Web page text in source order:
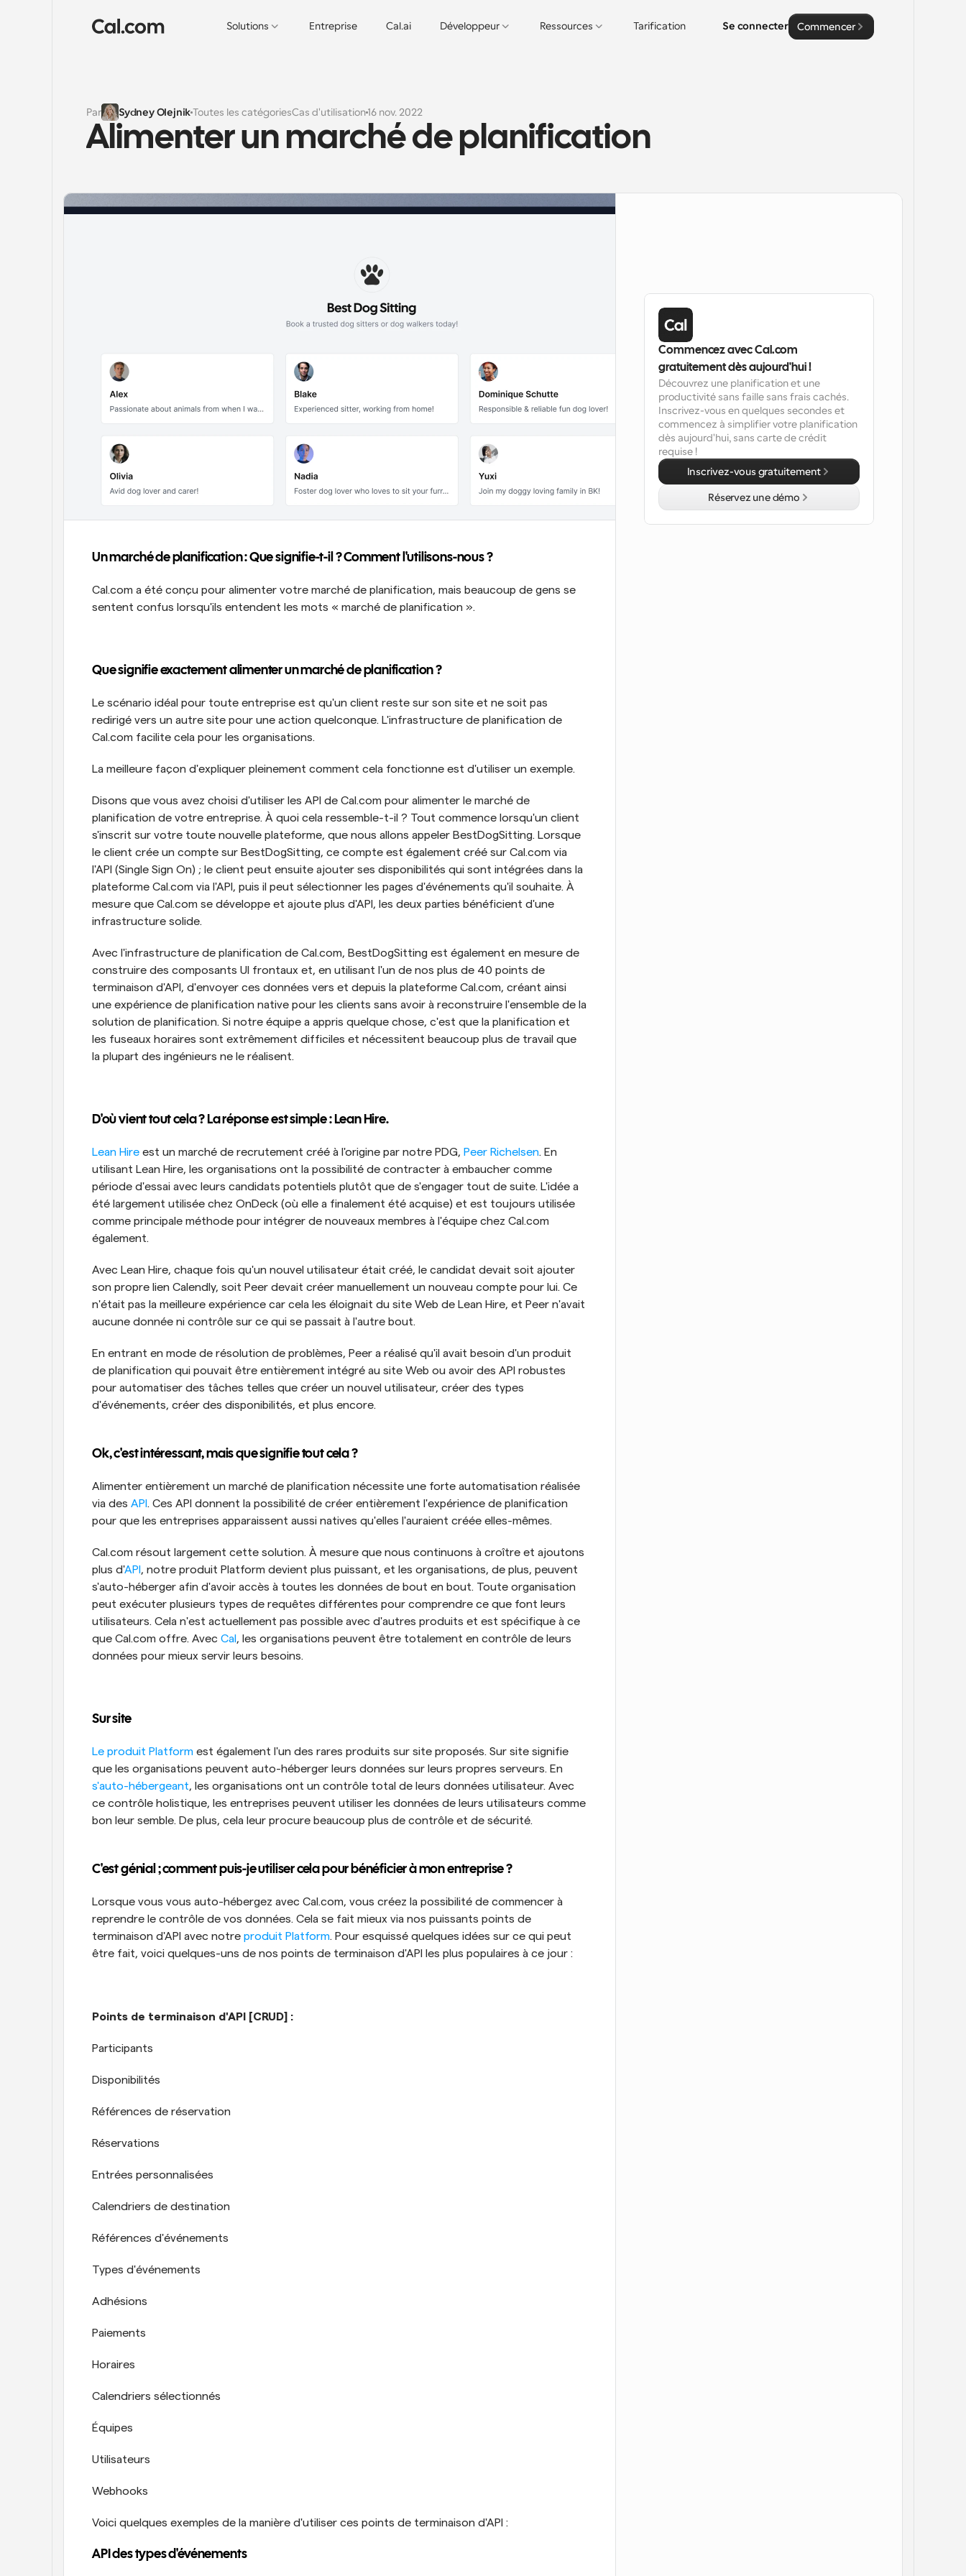
Solutions Entreprise Cal.ai Développeur Ressources Tarification Se connecter Commencer
Par Sydney OlejnikToutes les catégoriesCas d'utilisation16 nov. 2022
Alimenter un marché de planification
Un marché de planification : Que signifie-t-il ? Comment l'utilisons-nous ?
Cal.com a été conçu pour alimenter votre marché de planification, mais beaucoup de gens se
sentent confus lorsqu'ils entendent les mots « marché de planification ».
Que signifie exactement alimenter un marché de planification ?
Le scénario idéal pour toute entreprise est qu'un client reste sur son site et ne soit pas
redirigé vers un autre site pour une action quelconque. L'infrastructure de planification de
Cal.com facilite cela pour les organisations.
La meilleure façon d'expliquer pleinement comment cela fonctionne est d'utiliser un exemple.
Disons que vous avez choisi d'utiliser les API de Cal.com pour alimenter le marché de
planification de votre entreprise. À quoi cela ressemble-t-il ? Tout commence lorsqu'un client
s'inscrit sur votre toute nouvelle plateforme, que nous allons appeler BestDogSitting. Lorsque
le client crée un compte sur BestDogSitting, ce compte est également créé sur Cal.com via
l'API (Single Sign On) ; le client peut ensuite ajouter ses disponibilités qui sont intégrées dans la
plateforme Cal.com via l'API, puis il peut sélectionner les pages d'événements qu'il souhaite. À
mesure que Cal.com se développe et ajoute plus d'API, les deux parties bénéficient d'une
infrastructure solide.
Avec l'infrastructure de planification de Cal.com, BestDogSitting est également en mesure de
construire des composants UI frontaux et, en utilisant l'un de nos plus de 40 points de
terminaison d'API, d'envoyer ces données vers et depuis la plateforme Cal.com, créant ainsi
une expérience de planification native pour les clients sans avoir à reconstruire l'ensemble de la
solution de planification. Si notre équipe a appris quelque chose, c'est que la planification et
les fuseaux horaires sont extrêmement difficiles et nécessitent beaucoup plus de travail que
la plupart des ingénieurs ne le réalisent.
D'où vient tout cela ? La réponse est simple : Lean Hire.
Lean Hire est un marché de recrutement créé à l'origine par notre PDG, Peer Richelsen. En
utilisant Lean Hire, les organisations ont la possibilité de contracter à embaucher comme
période d'essai avec leurs candidats potentiels plutôt que de s'engager tout de suite. L'idée a
été largement utilisée chez OnDeck (où elle a finalement été acquise) et est toujours utilisée
comme principale méthode pour intégrer de nouveaux membres à l'équipe chez Cal.com
également.
Avec Lean Hire, chaque fois qu'un nouvel utilisateur était créé, le candidat devait soit ajouter
son propre lien Calendly, soit Peer devait créer manuellement un nouveau compte pour lui. Ce
n'était pas la meilleure expérience car cela les éloignait du site Web de Lean Hire, et Peer n'avait
aucune donnée ni contrôle sur ce qui se passait à l'autre bout.
En entrant en mode de résolution de problèmes, Peer a réalisé qu'il avait besoin d'un produit
de planification qui pouvait être entièrement intégré au site Web ou avoir des API robustes
pour automatiser des tâches telles que créer un nouvel utilisateur, créer des types
d'événements, créer des disponibilités, et plus encore.
Ok, c'est intéressant, mais que signifie tout cela ?
Alimenter entièrement un marché de planification nécessite une forte automatisation réalisée
via des API . Ces API donnent la possibilité de créer entièrement l'expérience de planification
pour que les entreprises apparaissent aussi natives qu'elles l'auraient créée elles-mêmes.
Cal.com résout largement cette solution. À mesure que nous continuons à croître et ajoutons
plus d'API , notre produit Platform devient plus puissant, et les organisations, de plus, peuvent
s'auto-héberger afin d'avoir accès à toutes les données de bout en bout. Toute organisation
peut exécuter plusieurs types de requêtes différentes pour comprendre ce que font leurs
utilisateurs. Cela n'est actuellement pas possible avec d'autres produits et est spécifique à ce
que Cal.com offre. Avec Cal , les organisations peuvent être totalement en contrôle de leurs
données pour mieux servir leurs besoins.
Sur site
Le produit Platform est également l'un des rares produits sur site proposés. Sur site signifie
s'auto-hébergeant, les organisations ont un contrôle total de leurs données utilisateur. Avec
ce contrôle holistique, les entreprises peuvent utiliser les données de leurs utilisateurs comme
bon leur semble. De plus, cela leur procure beaucoup plus de contrôle et de sécurité.
C'est génial ; comment puis-je utiliser cela pour bénéficier à mon entreprise ?
Lorsque vous vous auto-hébergez avec Cal.com, vous créez la possibilité de commencer à
reprendre le contrôle de vos données. Cela se fait mieux via nos puissants points de
terminaison d'API avec notre produit Platform. Pour esquissé quelques idées sur ce qui peut
être fait, voici quelques-uns de nos points de terminaison d'API les plus populaires à ce jour :
Points de terminaison d'API [CRUD] :
Participants
Disponibilités
Références de réservation
Réservations
Entrées personnalisées
Calendriers de destination
Références d'événements
Types d'événements
Adhésions
Paiements
Horaires
Calendriers sélectionnés
Équipes
Utilisateurs
Webhooks
Voici quelques exemples de la manière d'utiliser ces points de terminaison d'API :
API des types d'événements
Commencez avec Cal.com
gratuitement dès aujourd'hui !
Découvrez une planification et une
productivité sans faille sans frais cachés.
Inscrivez-vous en quelques secondes et
commencez à simplifier votre planification
dès aujourd'hui, sans carte de crédit
requise !
Inscrivez-vous gratuitement
Réservez une démo